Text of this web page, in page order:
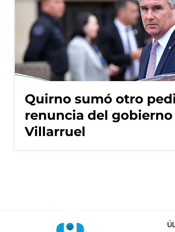
Quirno sumó otro
renuncia del
Villarruel